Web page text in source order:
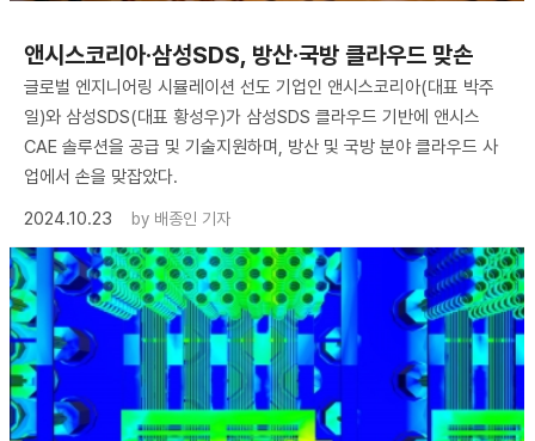
앤시스코리아·삼성SDS, 방산·국방 클라우드 맞손
글로벌 엔지니어링 시뮬레이션 선도 기업인 앤시스코리아(대표 박주
일)와 삼성SDS(대표 황성우)가 삼성SDS 클라우드 기반에 앤시스
CAE 솔루션을 공급 및 기술지원하며, 방산 및 국방 분야 클라우드 사
업에서 손을 맞잡았다.
2024.10.23
by 배종인 기자